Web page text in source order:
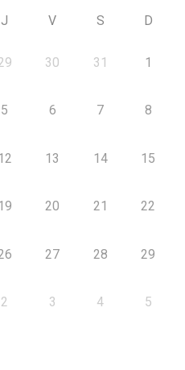
J V S D
30 31 1
5 6 7 8
13 14 15
20 21 22
27 28 29
2 3 4 5